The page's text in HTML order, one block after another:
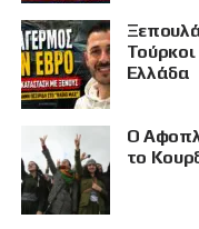
Ελλάδα
Ο
το